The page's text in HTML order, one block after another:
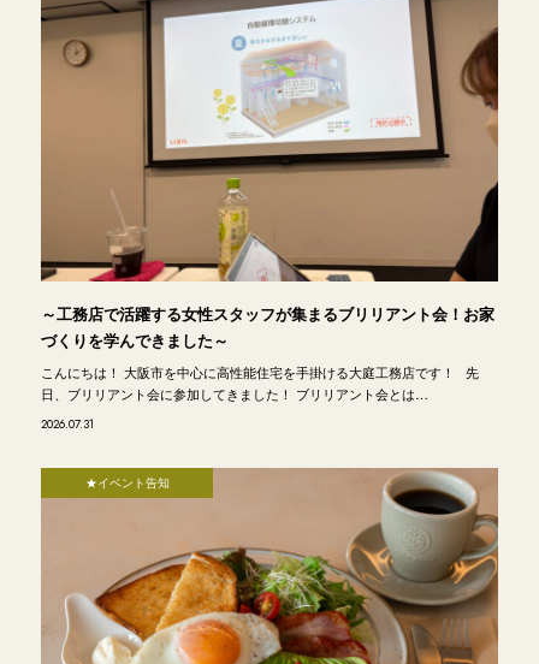
～工務店で活躍する女性スタッフが集まるブリリアント会！お家
づくりを学んできました～
こんにちは！ 大阪市を中心に高性能住宅を手掛ける大庭工務店です！ 先
日、ブリリアント会に参加してきました！ ブリリアント会とは…
2026.07.31
★イベント告知